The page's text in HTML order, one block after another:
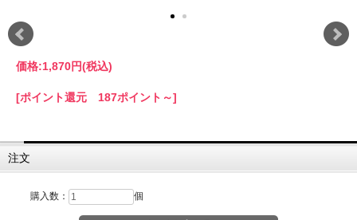
価格:1,870円(税込)
[ポイント還元 187ポイント～]
注文
購入数： 個